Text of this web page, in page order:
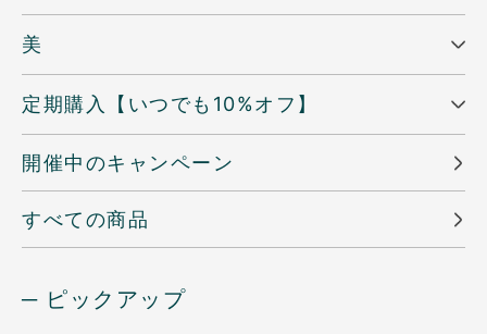
美
定期購入【いつでも10%オフ】
開催中のキャンペーン
すべての商品
─ ピックアップ